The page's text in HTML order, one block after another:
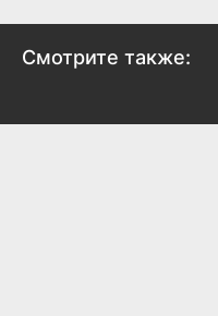
Смотрите также: